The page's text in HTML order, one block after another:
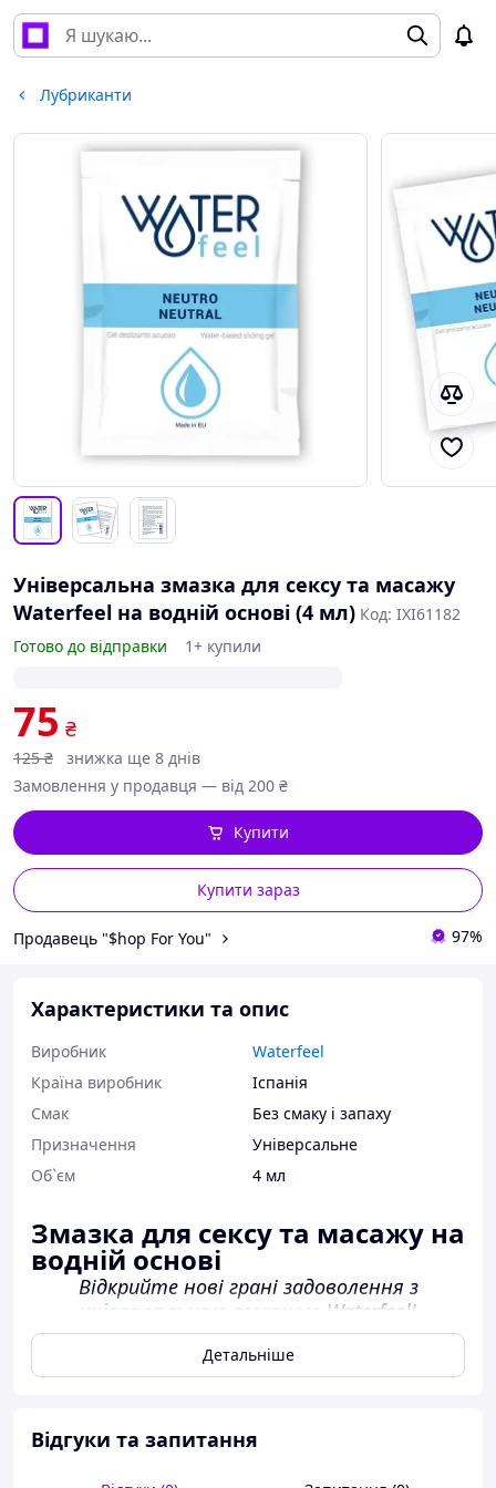
Лубриканти
Універсальна змазка для сексу та масажу
Waterfeel на водній основі (4 мл) Код: IXI61182
Готово до відправки
1+ купили
75 ₴
125 ₴
знижка ще 8 днів
Замовлення у продавця — від 200 ₴
Купити зараз
Купити
Продавець "$hop For You" 97%
Характеристики та опис
Виробник
Waterfeel
Країна виробник
Іспанія
Смак
Без смаку і запаху
Призначення
Універсальне
Об`єм
4 мл
Змазка для сексу та масажу на
водній основі
Відкрийте нові грані задоволення з
універсальною змазкою
Waterfeel!
Змазка на водній основіWaterfeel — ідеальний
вибір для масажу тіла, статевого акту та
максимального комфорту та задоволення в
Детальніше
Відгуки та запитання